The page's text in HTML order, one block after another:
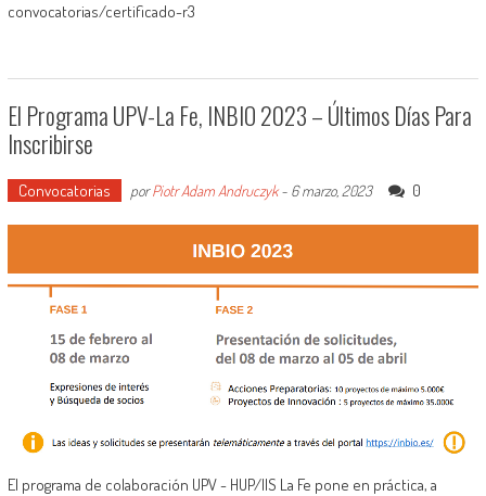
convocatorias/certificado-r3
El Programa UPV-La Fe, INBIO 2023 – Últimos Días Para
Inscribirse
Convocatorias porPiotr Adam Andruczyk- 6 marzo, 2023 0
El programa de colaboración UPV - HUP/IIS La Fe pone en práctica, a